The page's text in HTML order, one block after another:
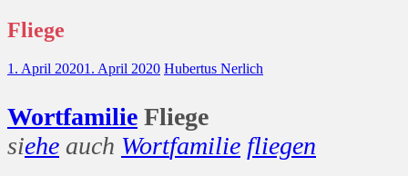
Fliege
1. April 20201. April 2020 Hubertus Nerlich
Wortfamilie Fliege
siehe auch Wortfamilie fliegen